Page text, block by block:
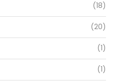
(18)
(20)
(1)
(1)